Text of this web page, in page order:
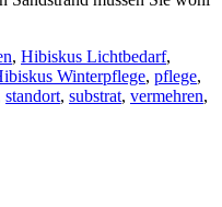
, Hibiskus Lichtbedarf,
Winterpflege, pflege,
standort, substrat, vermehren,